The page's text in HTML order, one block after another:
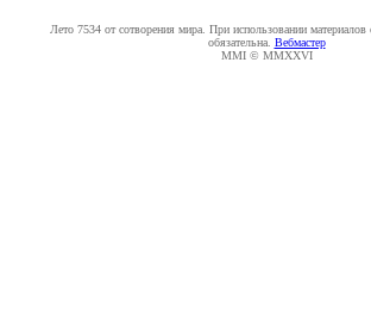
Лето 7534 от сотворения мира. При использовании материалов
обязательна. Вебмастер
MMI © MMXXVI